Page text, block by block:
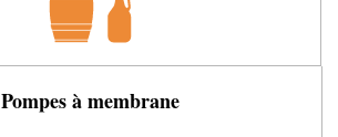
Pompes à membrane